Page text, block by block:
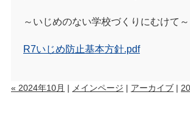
～いじめのない学校づくりにむけて～
R7いじめ防止基本方針.pdf
« 2024年10月 | メインページ | アーカイブ |